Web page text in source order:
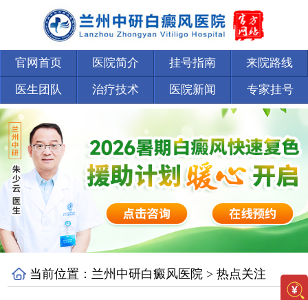
官网首页 医院简介 挂号指南 来院路线
医生团队 治疗技术 医院新闻 专家挂号
当前位置： 兰州中研白癜风医院 >热点关注